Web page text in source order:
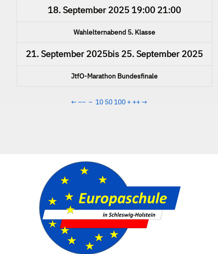
18. September 2025 19:00 21:00
Wahlelternabend 5. Klasse
21. September 2025bis 25. September 2025
JtfO-Marathon Bundesfinale
← −− − 10 50 100 + ++→